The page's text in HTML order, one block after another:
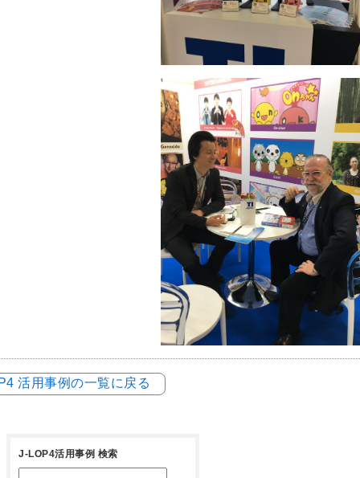
活用事例の一覧に戻る
J-LOP4活用事例 検索